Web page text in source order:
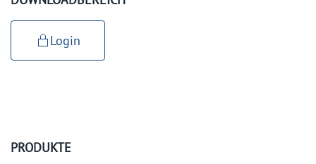
Login
PRODUKTE